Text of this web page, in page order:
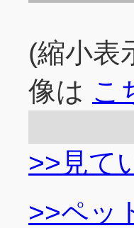
(縮小表
像は こ
>>見て
>>ペッ